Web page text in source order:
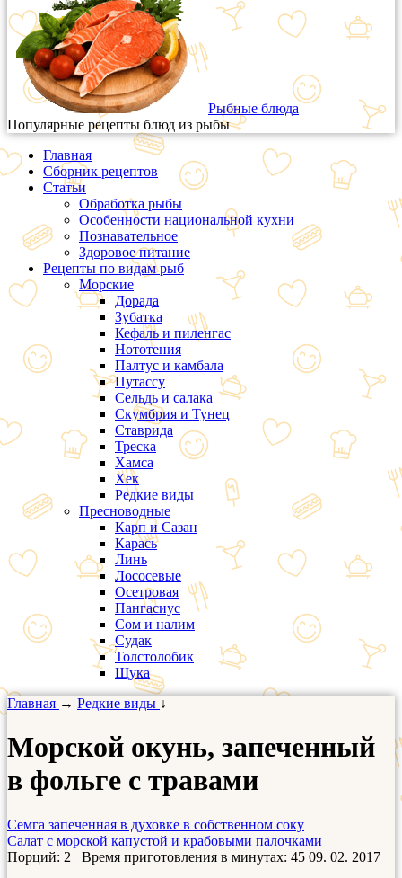
Рыбные блюда
Популярные рецепты блюд из рыбы
Главная
Сборник рецептов
Статьи
Обработка рыбы
Особенности национальной кухни
Познавательное
Здоровое питание
Рецепты по видам рыб
Морские
Дорада
Зубатка
Кефаль и пиленгас
Нототения
Палтус и камбала
Путассу
Сельдь и салака
Скумбрия и Тунец
Ставрида
Треска
Хамса
Хек
Редкие виды
Пресноводные
Карп и Сазан
Карась
Линь
Лососевые
Осетровая
Пангасиус
Сом и налим
Судак
Толстолобик
Щука
Главная → Редкие виды ↓
Морской окунь, запеченный
в фольге с травами
Семга запеченная в духовке в собственном соку
Салат с морской капустой и крабовыми палочками
Порций: 2 Время приготовления в минутах: 45 09. 02. 2017